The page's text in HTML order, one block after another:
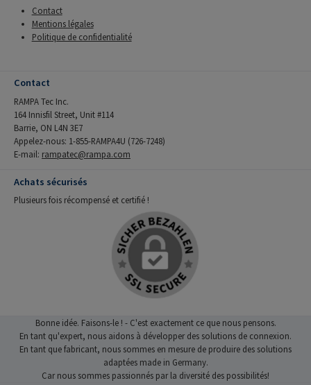
Contact
Mentions légales
Politique de confidentialité
Contact
RAMPA Tec Inc.
164 Innisfil Street, Unit #114
Barrie, ON L4N 3E7
Appelez-nous: 1-855-RAMPA4U (726-7248)
E-mail: rampatec@rampa.com
Achats sécurisés
Plusieurs fois récompensé et certifié !
Bonne idée. Faisons-le ! - C'est exactement ce que nous pensons.
En tant qu'expert, nous aidons à développer des solutions de connexion.
En tant que fabricant, nous sommes en mesure de produire des solutions
adaptées made in Germany.
Car nous sommes passionnés par la diversité des possibilités!